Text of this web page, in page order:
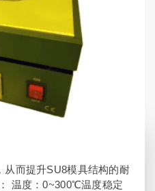
从而提升SU8模具结构的耐
温度：0~300℃温度稳定